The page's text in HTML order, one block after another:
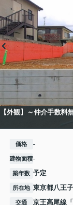
【外観】～仲介手数
価格 -
建物面積-
築年数 予定
所在地 東京都八王
交通 京王高尾線 「